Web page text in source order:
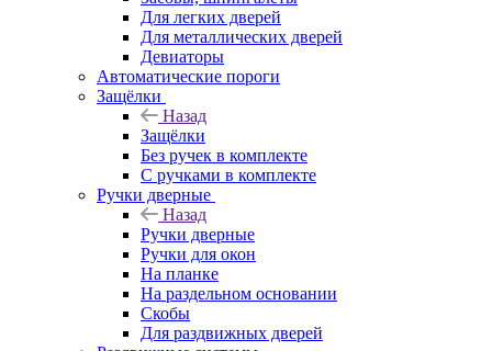
Для легких дверей
Для металлических дверей
Девиаторы
Автоматические пороги
Защёлки
Назад
Защёлки
Без ручек в комплекте
С ручками в комплекте
Ручки дверные
Назад
Ручки дверные
Ручки для окон
На планке
На раздельном основании
Скобы
Для раздвижных дверей